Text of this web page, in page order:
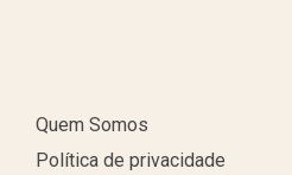
Quem Somos
Política de privacidade